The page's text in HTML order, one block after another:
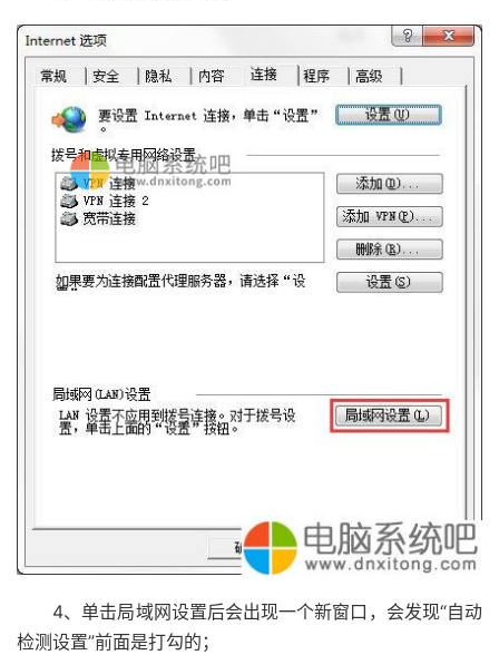
4、单击局域网设置后会出现一个新窗口，会发现“自动
检测设置”前面是打勾的；